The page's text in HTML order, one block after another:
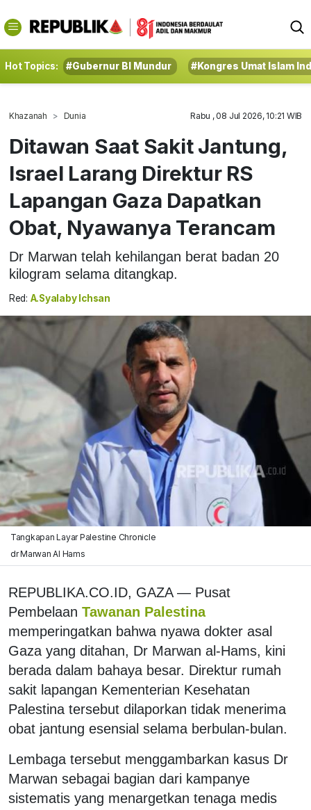
Hot Topics: #Gubernur BI Mundur #Kongres Umat Islam
Khazanah Dunia Rabu , 08 Jul 2026, 10:21 WIB
Ditawan Saat Sakit Jantung,
Israel Larang Direktur RS
Lapangan Gaza Dapatkan
Obat, Nyawanya Terancam
Dr Marwan telah kehilangan berat badan 20
kilogram selama ditangkap.
Red: A.Syalaby Ichsan
Tangkapan Layar Palestine Chronicle
dr Marwan Al Hams
REPUBLIKA.CO.ID, GAZA — Pusat
Pembelaan Tawanan Palestina
memperingatkan bahwa nyawa dokter asal
Gaza yang ditahan, Dr Marwan al-Hams, kini
berada dalam bahaya besar. Direktur rumah
sakit lapangan Kementerian Kesehatan
Palestina tersebut dilaporkan tidak menerima
obat jantung esensial selama berbulan-bulan.
Lembaga tersebut menggambarkan kasus Dr
Marwan sebagai bagian dari kampanye
sistematis yang menargetkan tenaga medis